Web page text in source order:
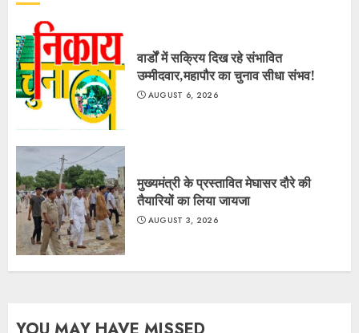
वार्डों में सक्रिय दिख रहे संभावित
उम्मीदवार,महापौर का चुनाव सीधा संभव!
AUGUST 6, 2026
मुख्यमंत्री के प्रस्तावित मेघासर दौरे की
तैयारियों का लिया जायजा
AUGUST 3, 2026